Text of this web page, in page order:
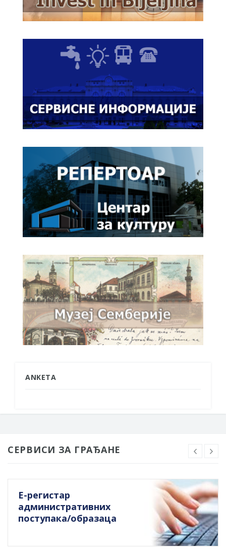
ANKETA
СЕРВИСИ ЗА ГРАЂАНЕ
Е-регистар
административних
поступака/образаца